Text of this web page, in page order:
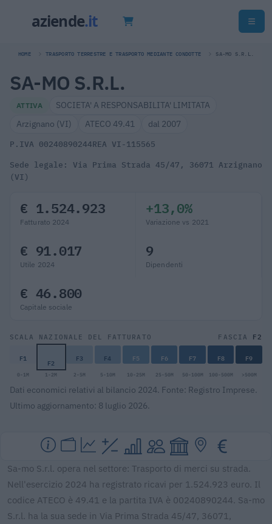
HOME TRASPORTO TERRESTRE E TRASPORTO MEDIANTE CONDOTTE SA-MO S.R.L.
SA-MO S.R.L.
ATTIVA
SOCIETA' A RESPONSABILITA' LIMITATA
Arzignano (VI)
ATECO 49.41 dal 2007
P.IVA 00240890244REA VI-115565
Sede legale: Via Prima Strada 45/47, 36071 Arzignano
(VI)
€ 1.524.923
Fatturato 2024
+13,0%
Variazione vs 2021
€ 91.017
Utile 2024
9
Dipendenti
€ 46.800
Capitale sociale
SCALA NAZIONALE DEL FATTURATO FASCIA F2
F1 F2 F3 F4 F5 F6 F7 F8 F9
0-1M 1-2M 2-5M 5-10M 10-25M 25-50M 50-100M 100-500M >500M
Dati economici relativi al bilancio 2024. Fonte: Registro Imprese.
Ultimo aggiornamento: 8 luglio 2026.
Sa-mo S.r.l. opera nel settore: Trasporto di merci su strada.
Nell'esercizio 2024 ha registrato ricavi per 1.524.923 euro. Il
codice ATECO è 49.41 e la partita IVA è 00240890244. Sa-mo
S.r.l. ha la sua sede in Via Prima Strada 45/47, 36071,